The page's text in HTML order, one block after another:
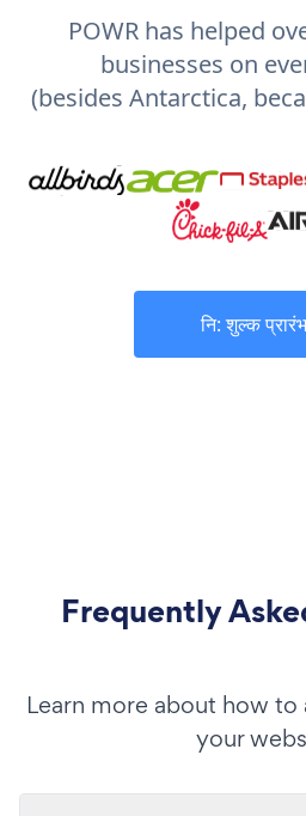
POWR has helped
businesses on
(besides Antarctica,
नि: शुल्क
Frequently
Learn more about how
your